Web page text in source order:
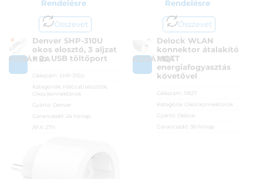
Rendelésre
Összevet
KOSÁRBA
Denver SHP-310U
okos elosztó, 3 aljzat
+ 2x USB töltőport
Cikkszám: SHP-310U
Kategóriák: Hálózati elosztók
Okos konnektorok
Gyártó: Denver
Garanciaidő:
24 hónap
ÁFA:
27%
Rendelésre
Összevet
KOSÁRBA
Delock WLAN
konnektor átalakító
MQTT
energiafogyasztás
követővel
Cikkszám: 11827
Kategória: Okos konnektorok
Gyártó: Delock
Garanciaidő:
36 hónap